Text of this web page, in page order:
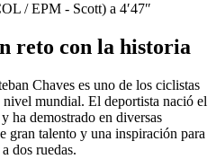
/ EPM - Scott) a 4′47″
reto con la historia
Chaves es uno de los ciclistas
mundial. El deportista nació el
ha demostrado en diversas
gran talento y una inspiración para
dos ruedas.